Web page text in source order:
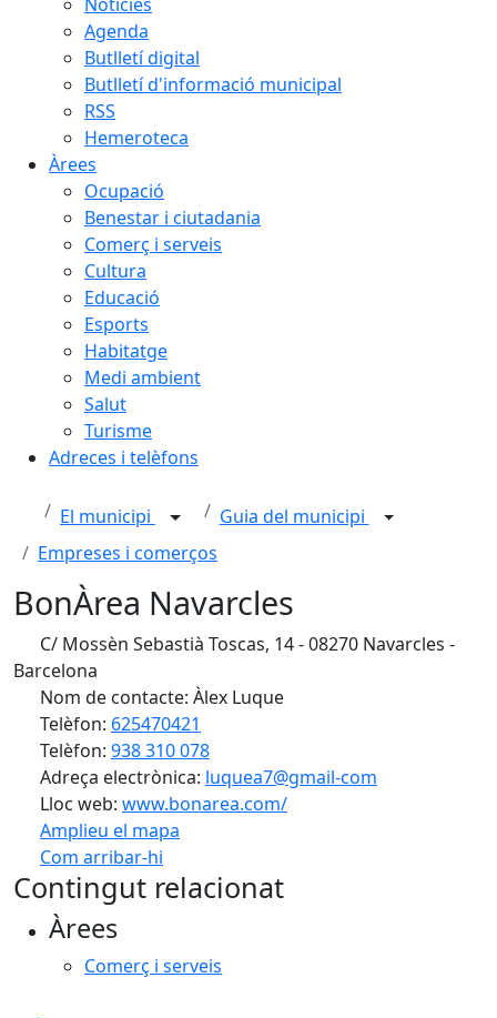
Agenda
Butlletí digital
Butlletí d'informació municipal
RSS
Hemeroteca
Àrees
Ocupació
Benestar i ciutadania
Comerç i serveis
Cultura
Educació
Esports
Habitatge
Medi ambient
Salut
Turisme
Adreces i telèfons
El municipi
Guia del municipi
Empreses i comerços
BonÀrea Navarcles
C/ Mossèn Sebastià Toscas, 14 - 08270 Navarcles -
Barcelona
Nom de contacte: Àlex Luque
Telèfon: 625470421
Telèfon: 938 310 078
Adreça electrònica: luquea7@gmail-com
Lloc web: www.bonarea.com/
Amplieu el mapa
Com arribar-hi
+
−
Contingut relacionat
Àrees
Comerç i serveis